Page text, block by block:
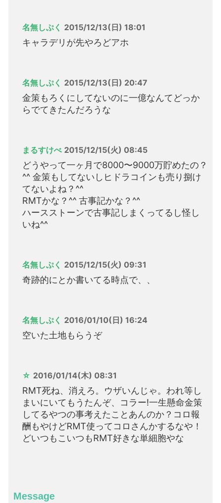
名無しぷく 2015/12/13(日) 18:01
キャラデリが先やろどアホ
名無しぷく 2015/12/13(日) 20:47
金策もろくにしてないのに一億なんてどっか
らでてきたんだろうな
まるすけべ 2015/12/15(火) 08:45
どうやって一ヶ月で8000〜9000万貯めたの？
^^ 金策もしてないしヒドラコインも売り捌け
てないよね？^^
RMTかな？^^ 古事記かな？^^
ハースストーンで古事記しまくってるし怪し
いね^^
名無しぷく 2015/12/15(火) 09:31
奇跡的にとか書いてる時点で、、
名無しぷく 2016/01/10(日) 16:24
空いた土地もらうぞ
☆ 2016/01/14(木) 08:31
RMT死ね、消えろ。ウザいんじゃ。われ等し
まいにいてもうたんぞ、コラー!一生懸命金策
してるやつの事考えたことあんのか？コロ報
酬もやけどRMT使ってコロさんかするなや！
どいつもこいつもRMT好きな単細胞やな
Message